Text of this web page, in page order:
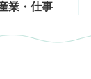
業・仕事